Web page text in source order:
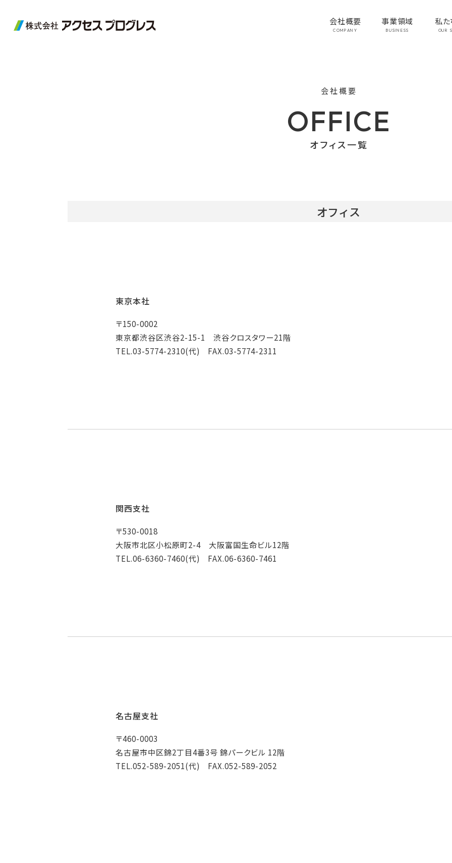
会社概要
COMPANY
事業領域
BUSINESS
私
OUR
会社概要
OFFICE
オフィス一覧
オフィス
東京本社
〒150-0002
東京都渋谷区渋谷2-15-1 渋谷クロスタワー21階
TEL.03-5774-2310(代) FAX.03-5774-2311
関西支社
〒530-0018
大阪市北区小松原町2-4 大阪富国生命ビル12階
TEL.06-6360-7460(代) FAX.06-6360-7461
名古屋支社
〒460-0003
名古屋市中区錦2丁目4番3号 錦パークビル 12階
TEL.052-589-2051(代) FAX.052-589-2052